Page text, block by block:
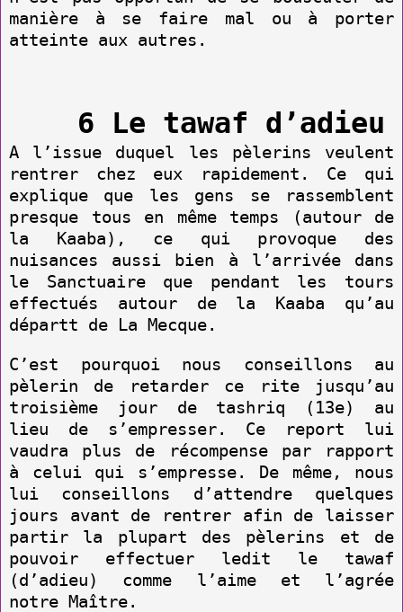
manière à se faire mal ou à porter
atteinte aux autres.
6 Le tawaf d’adieu
A l’issue duquel les pèlerins veulent
rentrer chez eux rapidement. Ce qui
explique que les gens se rassemblent
presque tous en même temps (autour de
la Kaaba), ce qui provoque des
nuisances aussi bien à l’arrivée dans
le Sanctuaire que pendant les tours
effectués autour de la Kaaba qu’au
départt de La Mecque.
C’est pourquoi nous conseillons au
pèlerin de retarder ce rite jusqu’au
troisième jour de tashriq (13e) au
lieu de s’empresser. Ce report lui
vaudra plus de récompense par rapport
à celui qui s’empresse. De même, nous
lui conseillons d’attendre quelques
jours avant de rentrer afin de laisser
partir la plupart des pèlerins et de
pouvoir effectuer ledit le tawaf
(d’adieu) comme l’aime et l’agrée
notre Maître.